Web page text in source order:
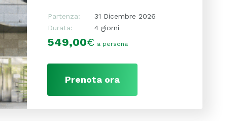
Partenza:
31 Dicembre 2026
Durata:
4 giorni
549,00€ a persona
Prenota ora